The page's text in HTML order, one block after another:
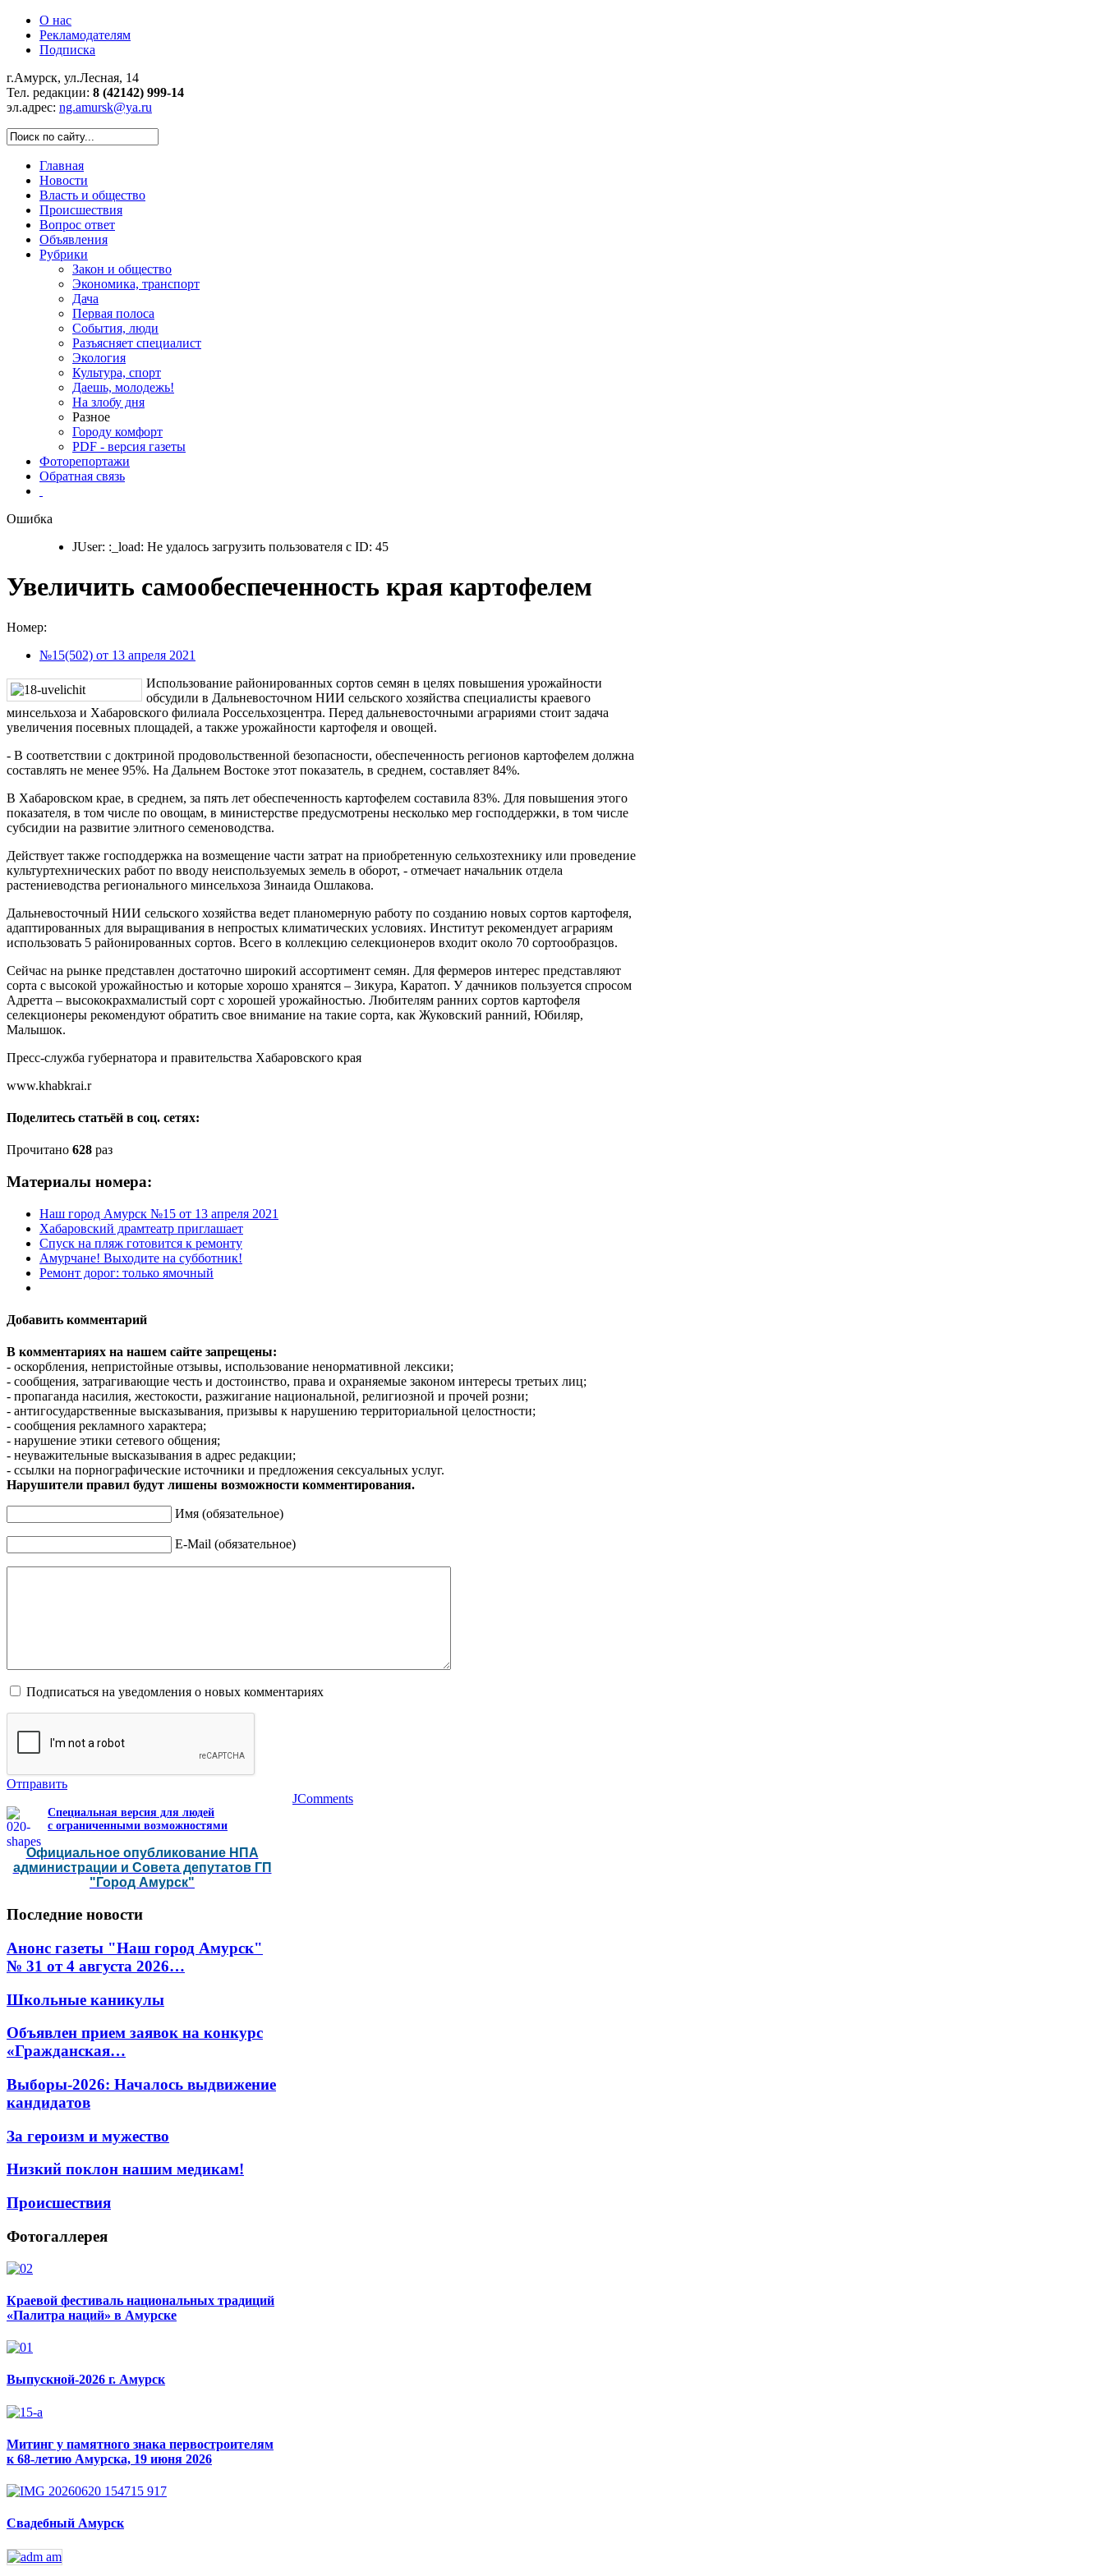
О нас
Рекламодателям
Подписка
г.Амурск, ул.Лесная, 14
Тел. редакции: 8 (42142) 999-14
эл.адрес: ng.amursk@ya.ru
Главная
Новости
Власть и общество
Происшествия
Вопрос ответ
Объявления
Рубрики
Закон и общество
Экономика, транспорт
Дача
Первая полоса
События, люди
Разъясняет специалист
Экология
Культура, спорт
Даешь, молодежь!
На злобу дня
Разное
Городу комфорт
PDF - версия газеты
Фоторепортажи
Обратная связь
Ошибка
JUser: :_load: Не удалось загрузить пользователя с ID: 45
Увеличить самообеспеченность края картофелем
Номер:
№15(502) от 13 апреля 2021
Использование районированных сортов семян в целях повышения урожайности
обсудили в Дальневосточном НИИ сельского хозяйства специалисты краевого
минсельхоза и Хабаровского филиала Россельхозцентра. Перед дальневосточными аграриями стоит задача
увеличения посевных площадей, а также урожайности картофеля и овощей.
- В соответствии с доктриной продовольственной безопасности, обеспеченность регионов картофелем должна
составлять не менее 95%. На Дальнем Востоке этот показатель, в среднем, составляет 84%.
В Хабаровском крае, в среднем, за пять лет обеспеченность картофелем составила 83%. Для повышения этого
показателя, в том числе по овощам, в министерстве предусмотрены несколько мер господдержки, в том числе
субсидии на развитие элитного семеноводства.
Действует также господдержка на возмещение части затрат на приобретенную сельхозтехнику или проведение
культуртехнических работ по вводу неиспользуемых земель в оборот, - отмечает начальник отдела
растениеводства регионального минсельхоза Зинаида Ошлакова.
Дальневосточный НИИ сельского хозяйства ведет планомерную работу по созданию новых сортов картофеля,
адаптированных для выращивания в непростых климатических условиях. Институт рекомендует аграриям
использовать 5 районированных сортов. Всего в коллекцию селекционеров входит около 70 сортообразцов.
Сейчас на рынке представлен достаточно широкий ассортимент семян. Для фермеров интерес представляют
сорта с высокой урожайностью и которые хорошо хранятся – Зикура, Каратоп. У дачников пользуется спросом
Адретта – высококрахмалистый сорт с хорошей урожайностью. Любителям ранних сортов картофеля
селекционеры рекомендуют обратить свое внимание на такие сорта, как Жуковский ранний, Юбиляр,
Малышок.
Пресс-служба губернатора и правительства Хабаровского края
www.khabkrai.r
Поделитесь статьёй в соц. сетях:
Прочитано 628 раз
Материалы номера:
Наш город Амурск №15 от 13 апреля 2021
Хабаровский драмтеатр приглашает
Спуск на пляж готовится к ремонту
Амурчане! Выходите на субботник!
Ремонт дорог: только ямочный
Добавить комментарий
В комментариях на нашем сайте запрещены:
- оскорбления, непристойные отзывы, использование ненормативной лексики;
- сообщения, затрагивающие честь и достоинство, права и охраняемые законом интересы третьих лиц;
- пропаганда насилия, жестокости, разжигание национальной, религиозной и прочей розни;
- антигосударственные высказывания, призывы к нарушению территориальной целостности;
- сообщения рекламного характера;
- нарушение этики сетевого общения;
- неуважительные высказывания в адрес редакции;
- ссылки на порнографические источники и предложения сексуальных услуг.
Нарушители правил будут лишены возможности комментирования.
Имя (обязательное)
E-Mail (обязательное)
Подписаться на уведомления о новых комментариях
Отправить
JComments
Специальная версия для людей
с ограниченными возможностями
Официальное опубликование НПА
администрации и Совета депутатов ГП
"Город Амурск"
Последние новости
Анонс газеты "Наш город Амурск"
№ 31 от 4 августа 2026…
Школьные каникулы
Объявлен прием заявок на конкурс
«Гражданская…
Выборы-2026: Началось выдвижение
кандидатов
За героизм и мужество
Низкий поклон нашим медикам!
Происшествия
Фотогаллерея
Краевой фестиваль национальных традиций
«Палитра наций» в Амурске
Выпускной-2026 г. Амурск
Митинг у памятного знака первостроителям
к 68-летию Амурска, 19 июня 2026
Свадебный Амурск